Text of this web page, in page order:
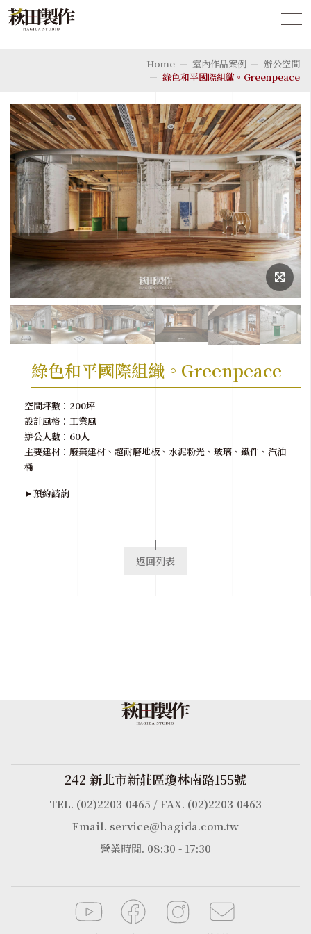
Home 室內作品案例
辦公空間
綠色和平國際組織。Greenpeace
綠色和平國際組織。Greenpeace
空間坪數：200坪
設計風格：工業風
辦公人數：60人
主要建材：廢棄建材、超耐磨地板、水泥粉光、玻璃、鐵件、汽油
桶
►預約諮詢
返回列表
242 新北市新莊區瓊林南路155號
TEL. (02)2203-0465 / FAX. (02)2203-0463
Email. service@hagida.com.tw
營業時間. 08:30 - 17:30